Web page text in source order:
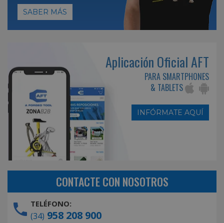
SABER MÁS
Aplicación Oficial AFT
PARA SMARTPHONES
& TABLETS
INFÓRMATE AQUÍ
CONTACTE CON NOSOTROS
TELÉFONO:
(34) 958 208 900